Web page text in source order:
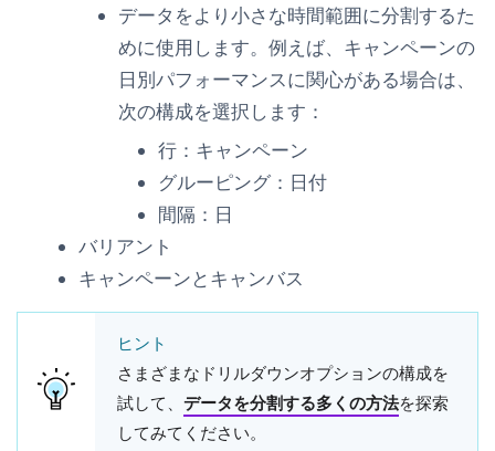
データをより小さな時間範囲に分割するた
めに使用します。例えば、キャンペーンの
日別パフォーマンスに関心がある場合は、
次の構成を選択します：
行： キャンペーン
グルーピング： 日付
間隔： 日
バリアント
キャンペーンとキャンバス
ヒント
さまざまなドリルダウンオプションの構成を
試して、 データを分割する多くの方法を探索
してみてください。